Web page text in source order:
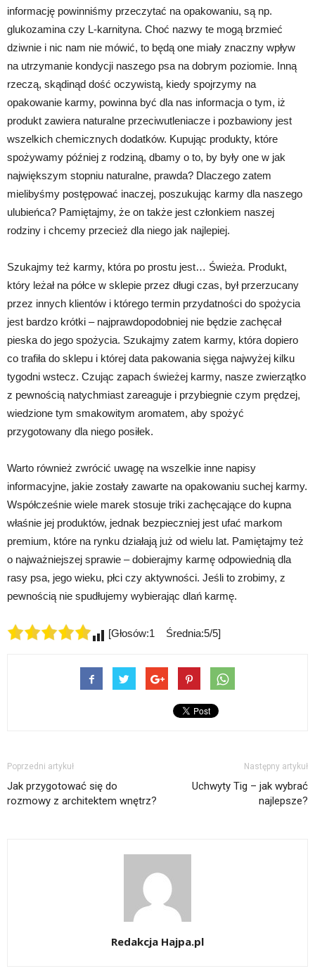
informację powinniśmy przeczytać na opakowaniu, są np.
glukozamina czy L-karnityna. Choć nazwy te mogą brzmieć
dziwnie i nic nam nie mówić, to będą one miały znaczny wpływ
na utrzymanie kondycji naszego psa na dobrym poziomie. Inną
rzeczą, skądinąd dość oczywistą, kiedy spojrzymy na
opakowanie karmy, powinna być dla nas informacja o tym, iż
produkt zawiera naturalne przeciwutleniacze i pozbawiony jest
wszelkich chemicznych dodatków. Kupując produkty, które
spożywamy później z rodziną, dbamy o to, by były one w jak
największym stopniu naturalne, prawda? Dlaczego zatem
mielibyśmy postępować inaczej, poszukując karmy dla naszego
ulubieńca? Pamiętajmy, że on także jest członkiem naszej
rodziny i chcemy przecież dla niego jak najlepiej.
Szukajmy też karmy, która po prostu jest… Świeża. Produkt,
który leżał na półce w sklepie przez długi czas, był przerzucany
przez innych klientów i którego termin przydatności do spożycia
jest bardzo krótki – najprawdopodobniej nie będzie zachęcał
pieska do jego spożycia. Szukajmy zatem karmy, która dopiero
co trafiła do sklepu i której data pakowania sięga najwyżej kilku
tygodni wstecz. Czując zapach świeżej karmy, nasze zwierzątko
z pewnością natychmiast zareaguje i przybiegnie czym prędzej,
wiedzione tym smakowitym aromatem, aby spożyć
przygotowany dla niego posiłek.
Warto również zwrócić uwagę na wszelkie inne napisy
informacyjne, jakie zostały zawarte na opakowaniu suchej karmy.
Współcześnie wiele marek stosuje triki zachęcające do kupna
właśnie jej produktów, jednak bezpieczniej jest ufać markom
premium, które na rynku działają już od wielu lat. Pamiętajmy też
o najważniejszej sprawie – dobierajmy karmę odpowiednią dla
rasy psa, jego wieku, płci czy aktywności. Jeśli to zrobimy, z
pewnością nie spudłujemy wybierając dlań karmę.
[Głosów:1 Średnia:5/5]
Poprzedni artykuł
Jak przygotować się do
rozmowy z architektem wnętrz?
Następny artykuł
Uchwyty Tig – jak wybrać
najlepsze?
Redakcja Hajpa.pl